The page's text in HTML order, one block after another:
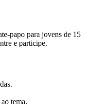
papo para jovens de 15
e participe.
tema.